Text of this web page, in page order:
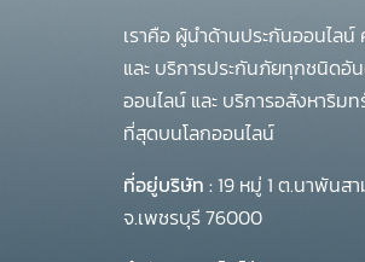
เราคือ ผู้นำด้านประกันออนไลน์
และ บริการประกันภัยทุกชนิดอั
ออนไลน์ และ บริการอสังหาริม
ที่สุดบนโลกออนไลน์
ที่อยู่บริษัท :19 หมู่ 1 ต.นาพันส
จ.เพชรบุรี 76000